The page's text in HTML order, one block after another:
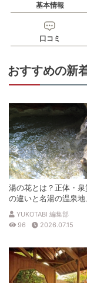
基本情報
口コミ
おすすめの新
湯の花とは？正体・
の違いと名湯の温泉地
説
YUKOTABI 編集部
96
2026.07.15